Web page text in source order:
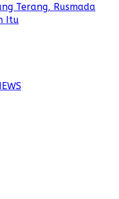
Terang, Rusmada
Itu